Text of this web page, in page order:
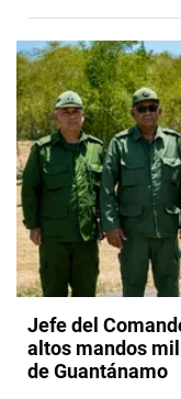
Jefe del
altos mandos
de Guantánamo